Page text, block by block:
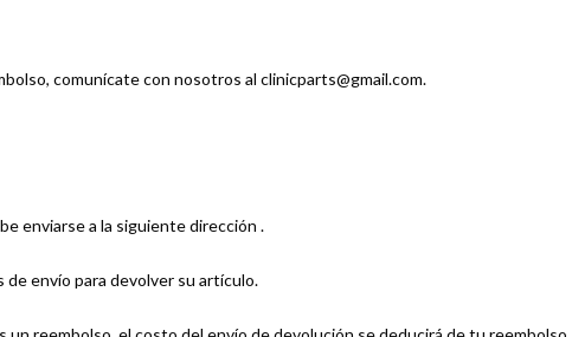
comunícate con nosotros al clinicparts@gmail.com.
enviarse a la siguiente dirección .
envío para devolver su artículo.